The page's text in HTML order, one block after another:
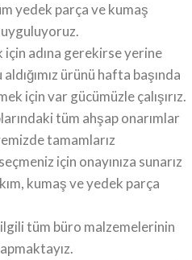
yedek parça ve kumaş
adına gerekirse yerine
ürünü hafta başında
için var gücümüzle çalışırız.
tüm ahşap onarımlar
tamamlarız
için onayınıza sunarız
kumaş ve yedek parça
tüm büro malzemelerinin